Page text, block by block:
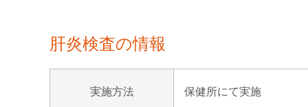
肝炎検査の情報
実施方法 保健所にて実施